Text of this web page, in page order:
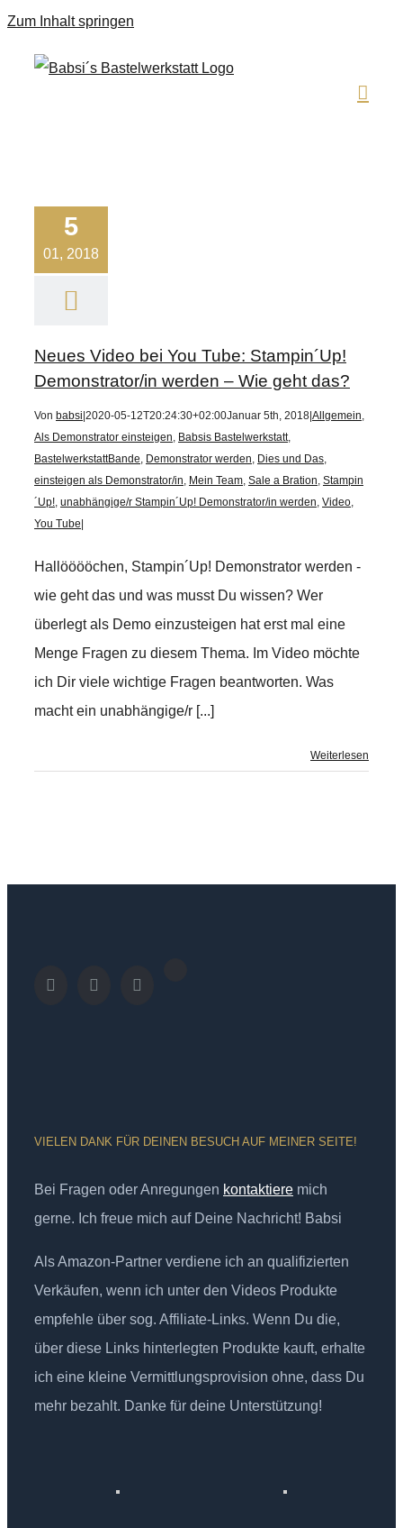
Zum Inhalt springen
5
01, 2018
Neues Video bei You Tube: Stampin´Up!
Demonstrator/in werden – Wie geht das?
Von babsi 2020-05-12T20:24:30+02:00Januar 5th, 2018 Allgemein,
Als Demonstrator einsteigen, Babsis Bastelwerkstatt,
BastelwerkstattBande, Demonstrator werden, Dies und Das,
einsteigen als Demonstrator/in, Mein Team, Sale a Bration, Stampin
´Up!, unabhängige/r Stampin´Up! Demonstrator/in werden, Video,
You Tube
Hallööööchen, Stampin´Up! Demonstrator werden -
wie geht das und was musst Du wissen? Wer
überlegt als Demo einzusteigen hat erst mal eine
Menge Fragen zu diesem Thema. Im Video möchte
ich Dir viele wichtige Fragen beantworten. Was
macht ein unabhängige/r [...]
Weiterlesen
VIELEN DANK FÜR DEINEN BESUCH AUF MEINER SEITE!
Bei Fragen oder Anregungen kontaktiere mich
gerne. Ich freue mich auf Deine Nachricht! Babsi
Als Amazon-Partner verdiene ich an qualifizierten
Verkäufen, wenn ich unter den Videos Produkte
empfehle über sog. Affiliate-Links. Wenn Du die,
über diese Links hinterlegten Produkte kauft, erhalte
ich eine kleine Vermittlungsprovision ohne, dass Du
mehr bezahlt. Danke für deine Unterstützung!